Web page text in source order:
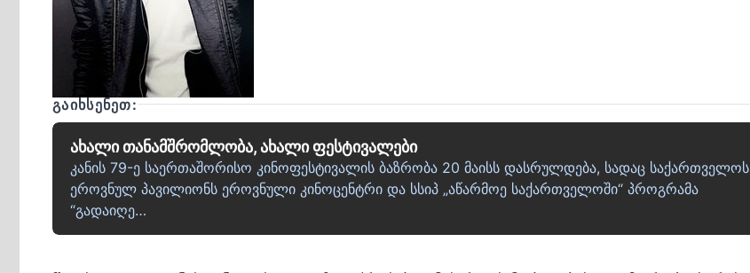
ᲒᲐᲘᲮᲡᲔᲜᲔᲗ:
ახალი თანამშრომლობა, ახალი ფესტივალები
კანის 79-ე საერთაშორისო კინოფესტივალის ბაზრობა 20 მაისს დასრულდება, სადაც საქართველოს
ეროვნულ პავილიონს ეროვნული კინოცენტრი და სსიპ „აწარმოე საქართველოში“ პროგრამა
“გადაიღე…